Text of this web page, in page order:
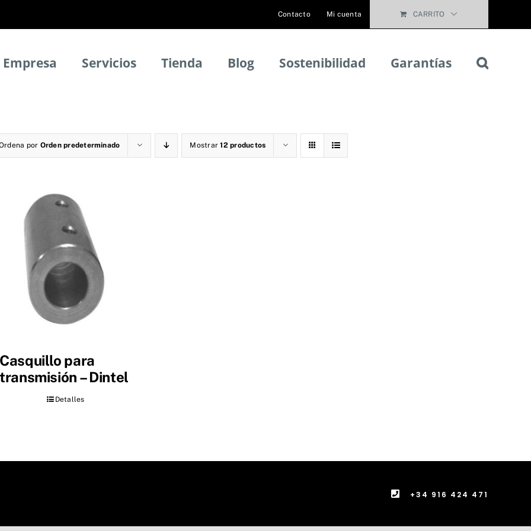
Contacto Mi cuenta CARRITO
Empresa Servicios Tienda Blog Sostenibilidad Garantías
por Orden predeterminado Mostrar12 productos
Casquillo para
transmisión – Dintel
Detalles
+34 916 424 471